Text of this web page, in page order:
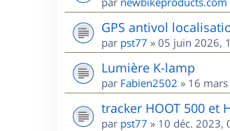
GPS antivol
par pst77 » 05 juin 2026,
Lumière K-lamp
par Fabien2502 » 16
tracker HOOT 500 et
par pst77 » 10 déc. 2023,